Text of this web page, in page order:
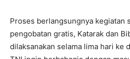
Proses berlangsungnya kegiatan
pengobatan gratis, Katarak dan
dilaksanakan selama lima hari ke